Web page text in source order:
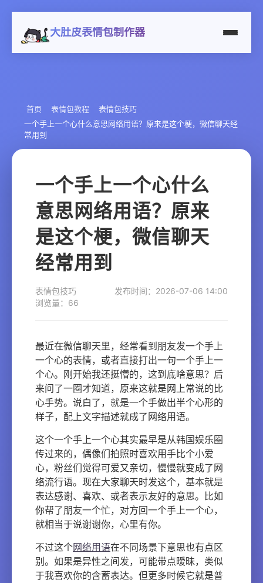
大肚皮表情包制作器
首页 表情包教程
表情包技巧
一个手上一个心什么意思网络用语？原来是这个梗，微信聊天经
常用到
一个手上一个心什么
意思网络用语？原来
是这个梗，微信聊天
经常用到
表情包技巧
发布时间：2026-07-06 14:00
浏览量：66
最近在微信聊天里，经常看到朋友发一个手上
一个心的表情，或者直接打出一句一个手上一
个心。刚开始我还挺懵的，这到底啥意思？后
来问了一圈才知道，原来这就是网上常说的比
心手势。说白了，就是一个手做出半个心形的
样子，配上文字描述就成了网络用语。
这个一个手上一个心其实最早是从韩国娱乐圈
传过来的，偶像们拍照时喜欢用手比个小爱
心，粉丝们觉得可爱又亲切，慢慢就变成了网
络流行语。现在大家聊天时发这个，基本就是
表达感谢、喜欢、或者表示友好的意思。比如
你帮了朋友一个忙，对方回一个手上一个心，
就相当于说谢谢你，心里有你。
不过这个网络用语在不同场景下意思也有点区
别。如果是异性之间发，可能带点暧昧，类似
于我喜欢你的含蓄表达。但更多时候它就是普